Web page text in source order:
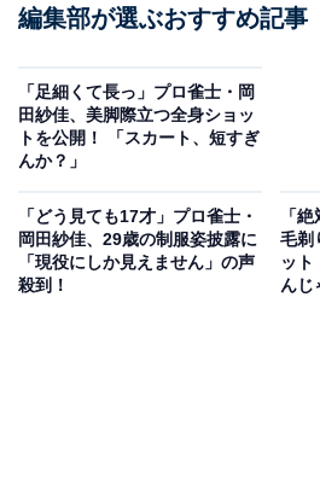
編集部が選ぶおすすめ記事
「足細くて長っ」プロ雀士・岡
田紗佳、美脚際立つ全身ショッ
トを公開！ 「スカート、短すぎ
んか？」
「どう見ても17才」プロ雀士・
岡田紗佳、29歳の制服姿披露に
「現役にしか見えません」の声
殺到！
「
毛剃
ット
んじ